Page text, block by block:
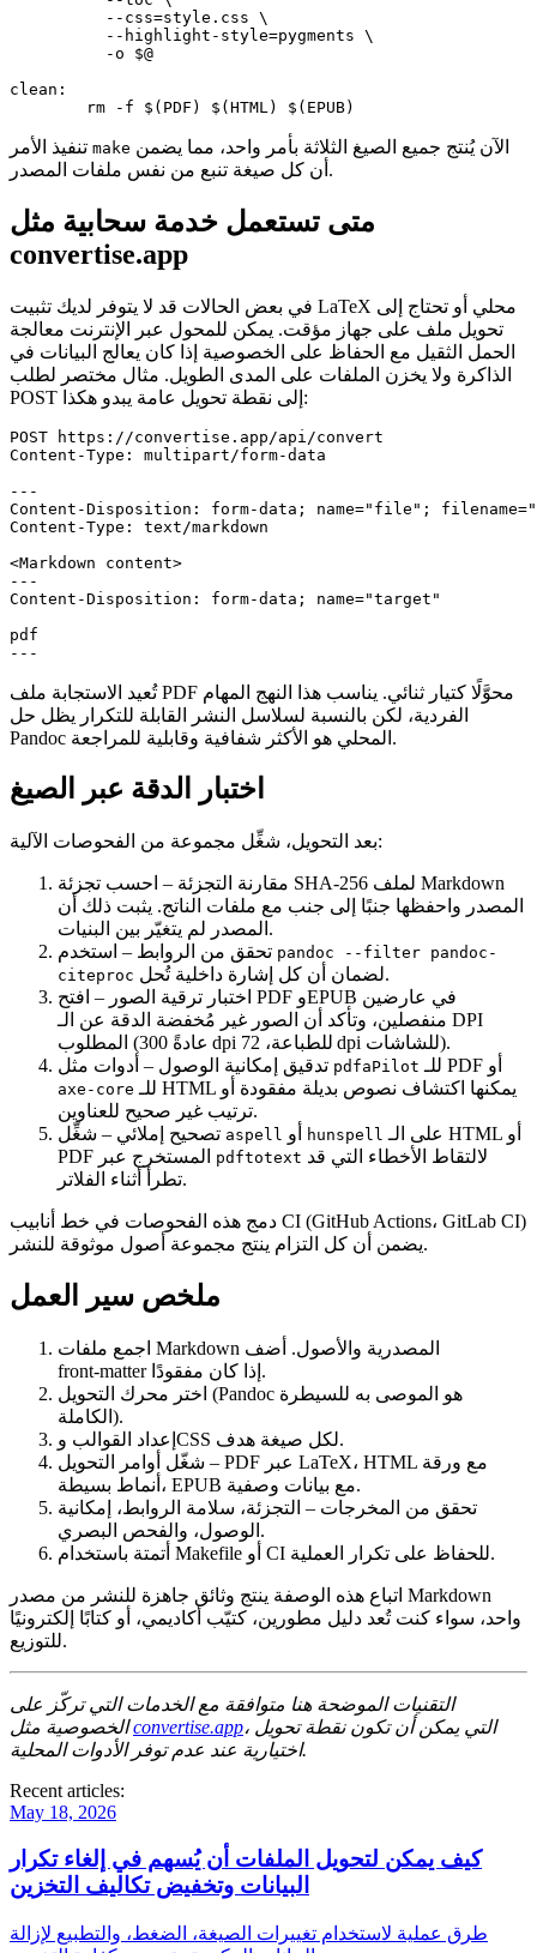
clean:
make
أن كل صيغة تنبع من نفس ملفات المصدر.
متى تستعمل خدمة سحابية مثل
convertise.app
في بعض الحالات قد لا يتوفر لديك تثبيت LaTeX محلي أو تحتاج إلى
تحويل ملف على جهاز مؤقت. يمكن للمحول عبر الإنترنت معالجة
الحمل الثقيل مع الحفاظ على الخصوصية إذا كان يعالج البيانات في
الذاكرة ولا يخزن الملفات على المدى الطويل. مثال مختصر لطلب
POST إلى نقطة تحويل عامة يبدو هكذا:
POST https://convertise.app/api/convert
Content-Type: multipart/form-data
---
Content-Disposition: form-data; name="file";
Content-Type: text/markdown
<Markdown content>
---
Content-Disposition: form-data; name="target"
pdf
تُعيد الاستجابة ملف PDF محوَّلًا كتيار ثنائي. يناسب هذا النهج المهام
الفردية، لكن بالنسبة لسلاسل النشر القابلة للتكرار يظل حل
Pandoc المحلي هو الأكثر شفافية وقابلية للمراجعة.
اختبار الدقة عبر الصيغ
بعد التحويل، شغِّل مجموعة من الفحوصات الآلية:
مقارنة التجزئة – احسب تجزئة SHA‑256 لملف Markdown
المصدر واحفظها جنبًا إلى جنب مع ملفات الناتج. يثبت ذلك أن
المصدر لم يتغيّر بين البنيات.
تحقق من الروابط pandoc --filter pandoc-
citeproc
لضمان أن كل إشارة داخلية تُحل.
اختبار ترقية الصور – افتح PDF وEPUB في عارضين
منفصلين، وتأكد أن الصور غير مُخفضة الدقة عن الـ DPI
المطلوب (عادةً 300 dpi للطباعة، 72 dpi للشاشات).
تدقيق إمكانية الوصول pdfaPilot للـ PDF أو
axe-core
ترتيب غير صحيح للعناوين.
تصحيح إملائي aspell hunspell
pdftotext
تطرأ أثناء الفلاتر.
دمج هذه الفحوصات في خط أنابيب CI (GitHub Actions، GitLab CI)
يضمن أن كل التزام ينتج مجموعة أصول موثوقة للنشر.
ملخص سير العمل
اجمع ملفات Markdown المصدرية والأصول. أضف
front‑matter إذا كان مفقودًا.
اختر محرك التحويل (Pandoc هو الموصى به للسيطرة
الكاملة).
إعداد القوالب وCSS
لكل صيغة هدف.
شغّل أوامر التحويل – PDF عبر LaTeX، HTML مع ورقة
أنماط بسيطة، EPUB مع بيانات وصفية.
تحقق من المخرجات – التجزئة، سلامة الروابط، إمكانية
الوصول، والفحص البصري.
أتمتة باستخدام Makefile أو CI
للحفاظ على تكرار العملية.
اتباع هذه الوصفة ينتج وثائق جاهزة للنشر من مصدر Markdown
واحد، سواء كنت تُعد دليل مطورين، كتيّب أكاديمي، أو كتابًا إلكترونيًا
للتوزيع.
التقنيات الموضحة هنا متوافقة مع الخدمات التي تركّز على
الخصوصية مثلconvertise.app، التي يمكن أن تكون نقطة تحويل
اختيارية عند عدم توفر الأدوات المحلية.
Recent articles:
May 18, 2026
كيف يمكن لتحويل الملفات أن يُسهم في إلغاء تكرار
البيانات وتخفيض تكاليف التخزين
طرق عملية لاستخدام تغييرات الصيغة، الضغط، والتطبيع لإزالة